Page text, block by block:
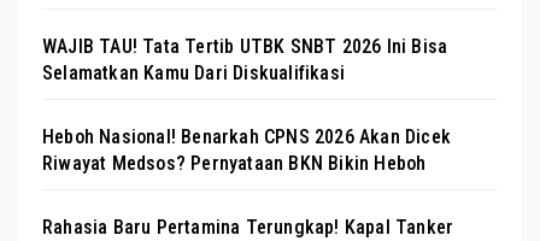
WAJIB TAU! Tata Tertib UTBK SNBT 2026 Ini Bisa
Selamatkan Kamu Dari Diskualifikasi
Heboh Nasional! Benarkah CPNS 2026 Akan Dicek
Riwayat Medsos? Pernyataan BKN Bikin Heboh
Rahasia Baru Pertamina Terungkap! Kapal Tanker